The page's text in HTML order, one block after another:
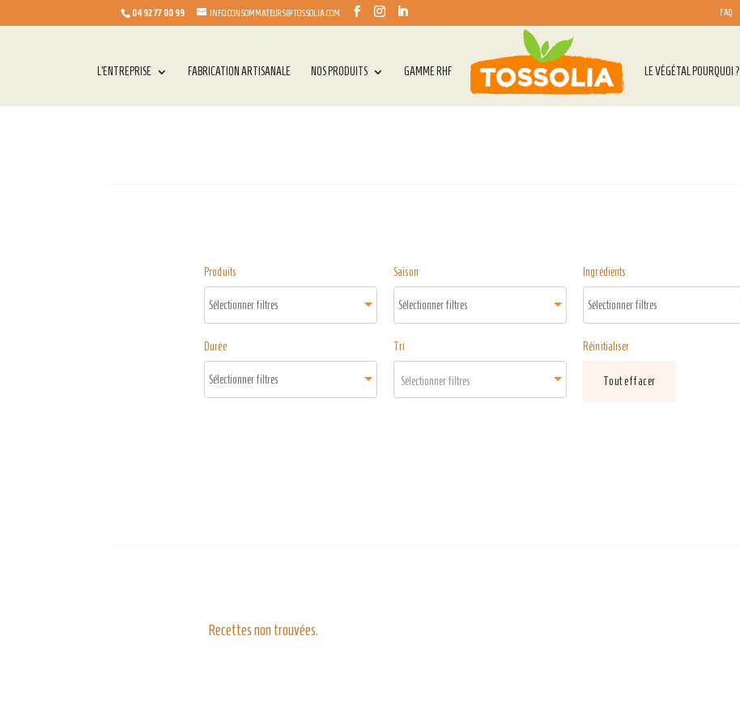
04 92 77 00 99 INFO.CONSOMMATEURS@TOSSOLIA.COM FAQ
L’ENTREPRISE FABRICATION ARTISANALE NOS PRODUITS GAMME RHF LE VÉGÉTAL POURQUOI ?
Produits Saison Ingrédients
Durée Tri
Sélectionner filtres
Réinitialiser
Tout effacer
Recettes non trouvées.